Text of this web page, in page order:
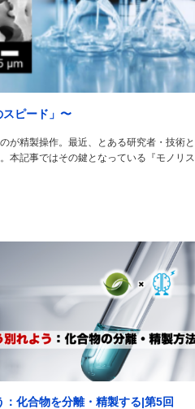
ピード」〜
が精製操作。最近、とある研究者・技術と
本記事ではその鍵となっている『モノリス
：化合物を分離・精製する|第5回